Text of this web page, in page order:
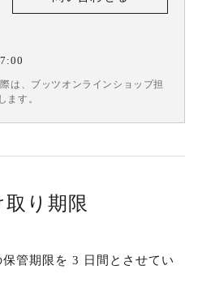
は、ブッツオンラインショップ担
ます。
取り期限
管期限を 3 日間とさせてい